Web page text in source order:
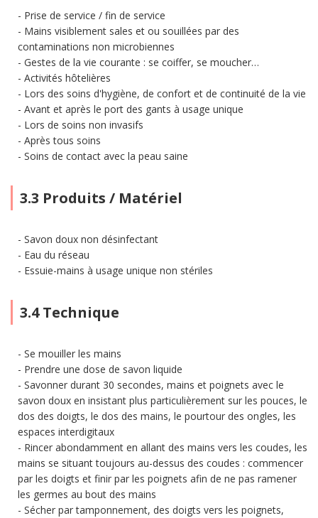
Prise de service / fin de service
Mains visiblement sales et ou souillées par des
contaminations non microbiennes
Gestes de la vie courante : se coiffer, se moucher…
Activités hôtelières
Lors des soins d'hygiène, de confort et de continuité de la vie
Avant et après le port des gants à usage unique
Lors de soins non invasifs
Après tous soins
Soins de contact avec la peau saine
3.3 Produits / Matériel
Savon doux non désinfectant
Eau du réseau
Essuie-mains à usage unique non stériles
3.4 Technique
Se mouiller les mains
Prendre une dose de savon liquide
Savonner durant 30 secondes, mains et poignets avec le
savon doux en insistant plus particulièrement sur les pouces, le
dos des doigts, le dos des mains, le pourtour des ongles, les
espaces interdigitaux
Rincer abondamment en allant des mains vers les coudes, les
mains se situant toujours au-dessus des coudes : commencer
par les doigts et finir par les poignets afin de ne pas ramener
les germes au bout des mains
Sécher par tamponnement, des doigts vers les poignets,